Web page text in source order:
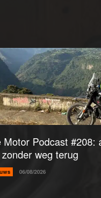
Motor Podcast #208:
weg terug
06/08/2026